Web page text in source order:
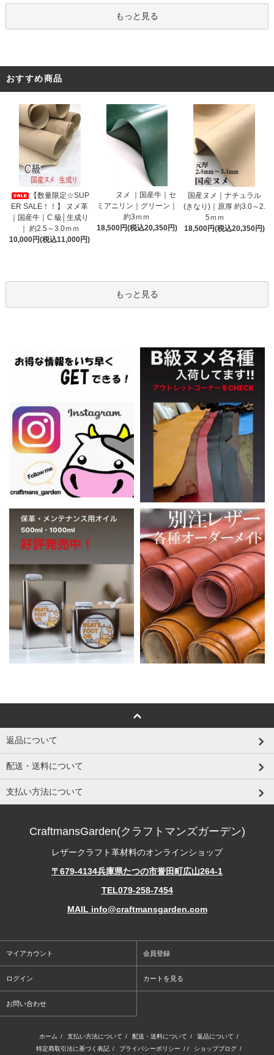
もっと見る
おすすめ商品
【数量限定☆SUP
ER SALE！！】 ヌメ革
｜国産牛｜C 級│生成り
｜ 約2.5～3.0ｍｍ
10,000円(税込11,000円)
ヌメ ｜国産牛｜セ
ミアニリン｜グリーン｜
約3ｍｍ
18,500円(税込20,350円)
国産ヌメ｜ナチュラル
(きなり)｜原厚 約3.0～2.
5ｍｍ
18,500円(税込20,350円)
もっと見る
返品について
配送・送料について
支払い方法について
CraftmansGarden(クラフトマンズガーデン)
レザークラフト革材料のオンラインショップ
〒679-4134兵庫県たつの市誉田町広山264-1
TEL079-258-7454
MAIL info@craftmansgarden.com
マイアカウント 会員登録
ログイン カートを見る
お問い合わせ
ホーム / 支払い方法について / 配送・送料について / 返品について /
特定商取引法に基づく表記 / プライバシーポリシー / / ショップブログ /